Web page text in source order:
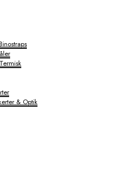
& Optik